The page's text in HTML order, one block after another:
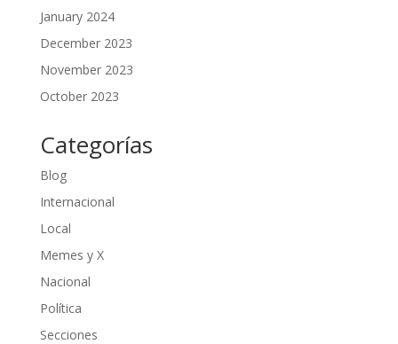
January 2024
December 2023
November 2023
October 2023
Categorías
Blog
Internacional
Local
Memes y X
Nacional
Política
Secciones